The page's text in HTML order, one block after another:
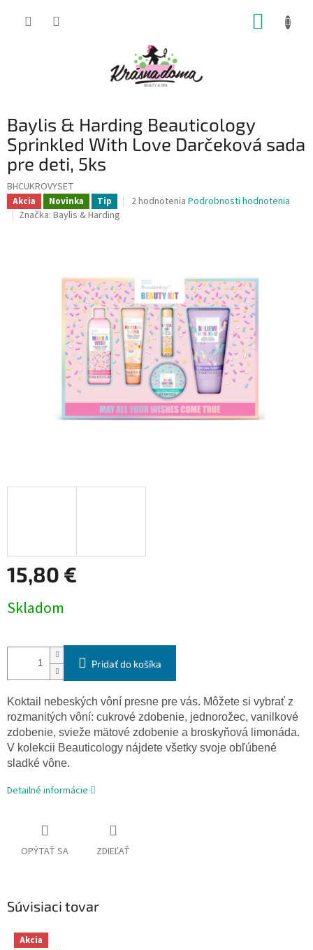
Baylis & Harding Beauticology
Sprinkled With Love Darčeková sada
pre deti, 5ks
BHCUKROVYSET
Akcia Novinka Tip
Priemerné
5
hviezdičiek.
2 hodnotenia Podrobnosti hodnotenia
Značka: Baylis & Harding
15,80 €
cena:
Skladom
Pridať do košíka
Koktail nebeských vôní presne pre vás. Môžete si vybrať z
rozmanitých vôní: cukrové zdobenie, jednorožec, vanilkové
zdobenie, svieže mätové zdobenie a broskyňová limonáda.
V kolekcii Beauticology nájdete všetky svoje obľúbené
sladké vône.
Detailné informácie
OPÝTAŤ SA ZDIEĽAŤ
Súvisiaci tovar
Akcia